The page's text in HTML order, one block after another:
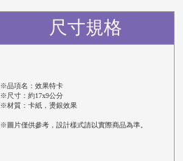
尺寸規格
※品項名：效果特卡
※尺寸：約17x9公分
※材質：卡紙，燙銀效果
※圖片僅供參考，設計樣式請以實際商品為準。